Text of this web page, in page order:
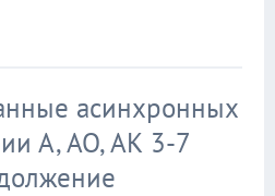
асинхронных
А, АО, АК 3-7